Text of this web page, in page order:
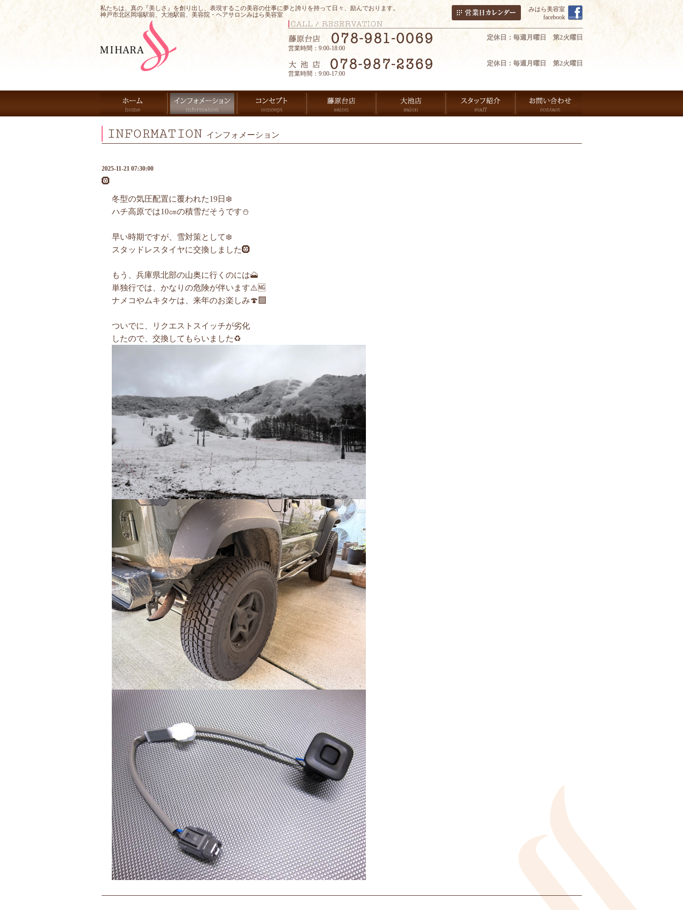
私たちは、真の『美しさ』を創り出し、表現するこの美容の仕事に夢と誇りを持って日々、励んでおります。
神戸市北区岡場駅前、大池駅前、美容院・ヘアサロンみはら美容室
みはら美容室
facebook
定休日：毎週月曜日 第2火曜日
営業時間：9:00-18:00
定休日：毎週月曜日 第2火曜日
営業時間：9:00-17:00
INFORMATION インフォメーション
2025-11-21 07:30:00
🛞
冬型の気圧配置に覆われた19日❄️
ハチ高原では10㎝の積雪だそうです⛄️
早い時期ですが、雪対策として❄️
スタッドレスタイヤに交換しました🛞
もう、兵庫県北部の山奥に行くのには🗻
単独行では、かなりの危険が伴います⚠️🆖
ナメコやムキタケは、来年のお楽しみ🍄‍🟫
ついでに、リクエストスイッチが劣化
したので、交換してもらいました♻︎